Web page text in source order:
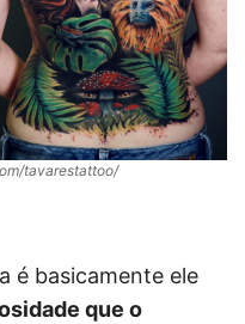
tavarestattoo/
é basicamente ele
que o